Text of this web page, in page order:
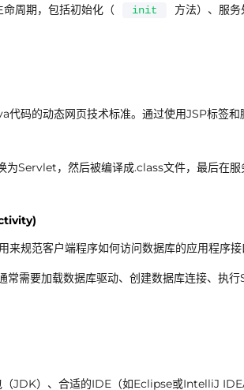
周期，包括初始化（ init 方法）、服务
代码的动态网页技术标准。通过使用JSP标签
为Servlet，然后被编译成.class文件，最后在服
来规范客户端程序如何访问数据库的应用程序
常需要加载数据库驱动、创建数据库连接、执行
（JDK）、合适的IDE（如Eclipse或IntelliJ